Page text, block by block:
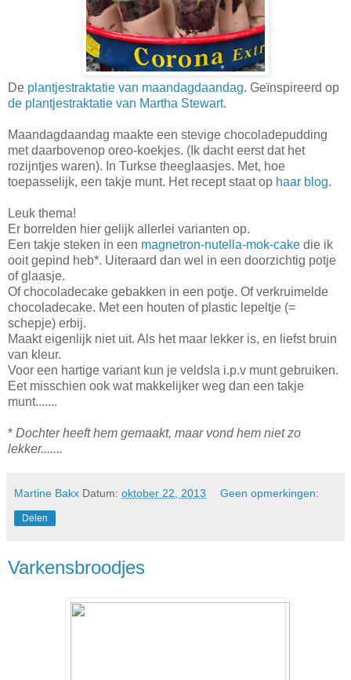
De plantjestraktatie van maandagdaandag. Geïnspireerd op
de plantjestraktatie van Martha Stewart.
Maandagdaandag maakte een stevige chocoladepudding
met daarbovenop oreo-koekjes. (Ik dacht eerst dat het
rozijntjes waren). In Turkse theeglaasjes. Met, hoe
toepasselijk, een takje munt. Het recept staat op haar blog.
Leuk thema!
Er borrelden hier gelijk allerlei varianten op.
Een takje steken in een magnetron-nutella-mok-cake die ik
ooit gepind heb*. Uiteraard dan wel in een doorzichtig potje
of glaasje.
Of chocoladecake gebakken in een potje. Of verkruimelde
chocoladecake. Met een houten of plastic lepeltje (=
schepje) erbij.
Maakt eigenlijk niet uit. Als het maar lekker is, en liefst bruin
van kleur.
Voor een hartige variant kun je veldsla i.p.v munt gebruiken.
Eet misschien ook wat makkelijker weg dan een takje
munt.......
* Dochter heeft hem gemaakt, maar vond hem niet zo
lekker.......
Martine Bakx Datum: oktober 22, 2013 Geen opmerkingen:
Delen
Varkensbroodjes